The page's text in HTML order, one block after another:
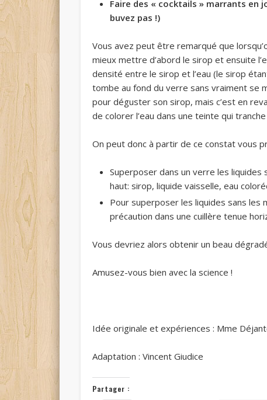
Faire des « cocktails » marrants en
buvez pas !)
Vous avez peut être remarqué que
mieux mettre d’abord le sirop et ensuite
densité entre le sirop et l’eau (le sirop
tombe au fond du verre sans vraiment se
pour déguster son sirop, mais c’est en
de colorer l’eau dans une teinte qui
On peut donc à partir de ce constat vous
Superposer dans un verre les liquides
haut: sirop, liquide vaisselle, eau
Pour superposer les liquides sans les
précaution dans une cuillère tenue
Vous devriez alors obtenir un beau
Amusez-vous bien avec la science !
Idée originale et expériences : Mme
Adaptation : Vincent Giudice
Partager :